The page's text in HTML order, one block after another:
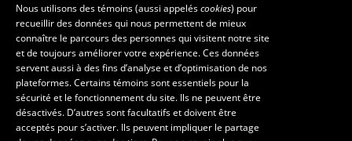
Les écoles et la recherche
École d’art
École supérieure d’aménagement du territoire et de développement
régional
École de design
Centre de recherche en aménagement et développement
Nous utilisons des témoins (aussi appeléscookies) pour
recueillir des données qui nous permettent de mieux
connaître le parcours des personnes qui visitent notre site
et de toujours améliorer votre expérience. Ces données
servent aussi à des fins d’analyse et d’optimisation de nos
plateformes. Certains témoins sont essentiels pour la
sécurité et le fonctionnement du site. Ils ne peuvent être
désactivés. D’autres sont facultatifs et doivent être
acceptés pour s’activer. Ils peuvent impliquer le partage